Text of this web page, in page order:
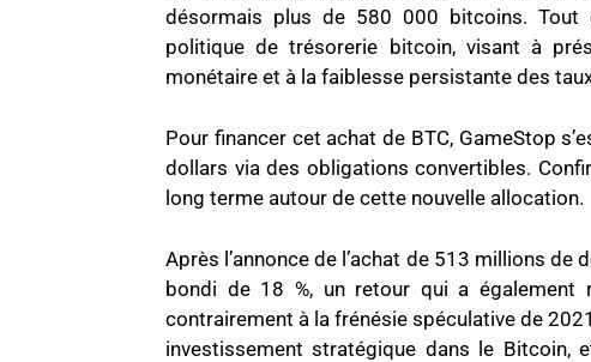
désormais plus de 580 000 bitcoins. Tout
politique de trésorerie bitcoin, visant à
monétaire et à la faiblesse persistante des
Pour financer cet achat de BTC, GameStop
dollars via des obligations convertibles.
long terme autour de cette nouvelle allocation.
Après l’annonce de l’achat de 513 millions de
bondi de 18 %, un retour qui a également
contrairement à la frénésie spéculative de
investissement stratégique dans le Bitcoin,